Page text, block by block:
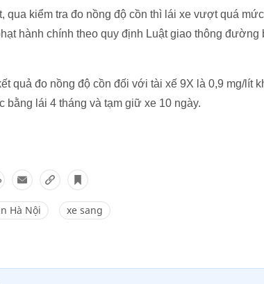
qua kiểm tra đo nồng độ cồn thì lái xe vượt quá
hành chính theo quy định Luật giao thông
quả đo nồng độ cồn đối với tài xế 9X là 0,9 mg/lít
bằng lái 4 tháng và tạm giữ xe 10 ngày.
Hà Nội xe sang